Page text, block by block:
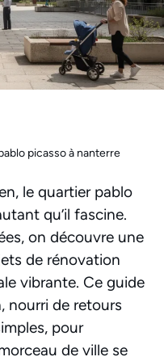
picasso à nanterre
le quartier pablo
qu’il fascine.
on découvre une
de rénovation
vibrante. Ce guide
nourri de retours
pour
de ville se